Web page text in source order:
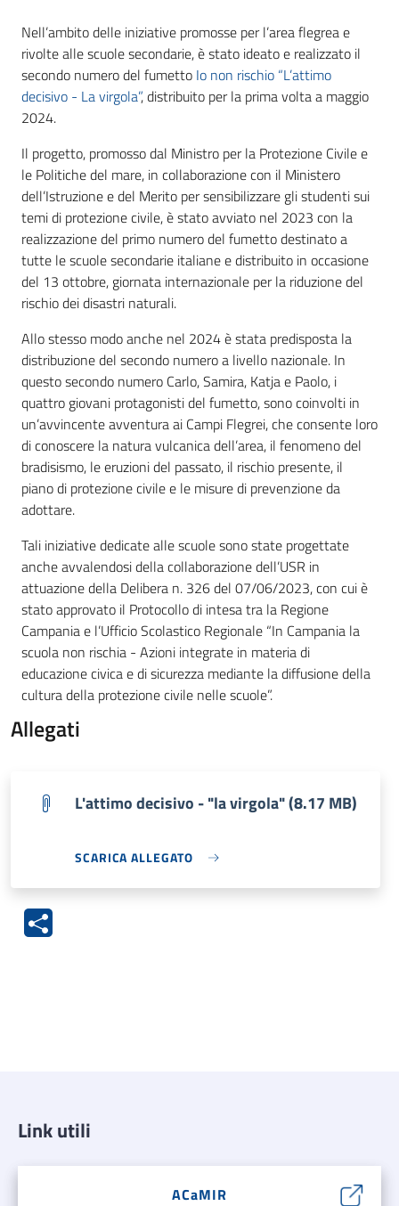
Nell’ambito delle iniziative promosse per l’area flegrea e
rivolte alle scuole secondarie, è stato ideato e realizzato il
secondo numero del fumetto Io non rischio “L’attimo
decisivo - La virgola”, distribuito per la prima volta a maggio
2024.
Il progetto, promosso dal Ministro per la Protezione Civile e
le Politiche del mare, in collaborazione con il Ministero
dell’Istruzione e del Merito per sensibilizzare gli studenti sui
temi di protezione civile, è stato avviato nel 2023 con la
realizzazione del primo numero del fumetto destinato a
tutte le scuole secondarie italiane e distribuito in occasione
del 13 ottobre, giornata internazionale per la riduzione del
rischio dei disastri naturali.
Allo stesso modo anche nel 2024 è stata predisposta la
distribuzione del secondo numero a livello nazionale. In
questo secondo numero Carlo, Samira, Katja e Paolo, i
quattro giovani protagonisti del fumetto, sono coinvolti in
un’avvincente avventura ai Campi Flegrei, che consente loro
di conoscere la natura vulcanica dell’area, il fenomeno del
bradisismo, le eruzioni del passato, il rischio presente, il
piano di protezione civile e le misure di prevenzione da
adottare.
Tali iniziative dedicate alle scuole sono state progettate
anche avvalendosi della collaborazione dell’USR in
attuazione della Delibera n. 326 del 07/06/2023, con cui è
stato approvato il Protocollo di intesa tra la Regione
Campania e l’Ufficio Scolastico Regionale “In Campania la
scuola non rischia - Azioni integrate in materia di
educazione civica e di sicurezza mediante la diffusione della
cultura della protezione civile nelle scuole”.
Allegati
L'attimo decisivo - "la virgola" (8.17 MB)
SCARICA ALLEGATO
Link utili
ACaMIR